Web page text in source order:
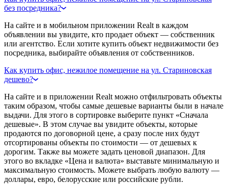
без посредника?
На сайте и в мобильном приложении Realt в каждом
объявлении вы увидите, кто продает объект — собственник
или агентство. Если хотите купить объект недвижимости без
посредника, выбирайте объявления от собственников.
Как купить офис, нежилое помещение на ул. Стариновская
дешево?
На сайте и в приложении Realt можно отфильтровать объекты
таким образом, чтобы самые дешевые варианты были в начале
выдачи. Для этого в сортировке выберите пункт «Сначала
дешевые». В этом случае вы увидите объекты, которые
продаются по договорной цене, а сразу после них будут
отсортированы объекты по стоимости — от дешевых к
дорогим. Также вы можете задать ценовой диапазон. Для
этого во вкладке «Цена и валюта» выставьте минимальную и
максимальную стоимость. Можете выбрать любую валюту —
доллары, евро, белорусские или российские рубли.